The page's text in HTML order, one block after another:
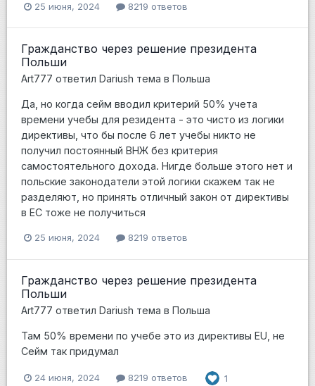
25 июня, 2024 8219 ответов
Гражданство через решение президента
Польши
Art777 ответил Dariush тема в Польша
Да, но когда сейм вводил критерий 50% учета
времени учебы для резидента - это чисто из логики
директивы, что бы после 6 лет учебы никто не
получил постоянный ВНЖ без критерия
самостоятельного дохода. Нигде больше этого нет и
польские законодатели этой логики скажем так не
разделяют, но принять отличный закон от директивы
в ЕС тоже не получиться
25 июня, 2024 8219 ответов
Гражданство через решение президента
Польши
Art777 ответил Dariush тема в Польша
Там 50% времени по учебе это из директивы EU, не
Сейм так придумал
24 июня, 2024 8219 ответов 1